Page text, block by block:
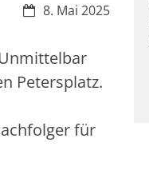
Datum:
8. Mai 2025
Petersplatz.
für